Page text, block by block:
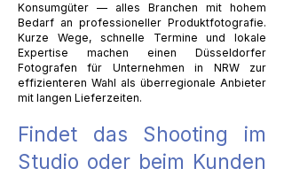
Konsumgüter — alles Branchen mit hohem
Bedarf an professioneller Produktfotografie.
Kurze Wege, schnelle Termine und lokale
Expertise machen einen Düsseldorfer
Fotografen für Unternehmen in NRW zur
effizienteren Wahl als überregionale Anbieter
mit langen Lieferzeiten.
Findet das Shooting im
Studio oder beim Kunden